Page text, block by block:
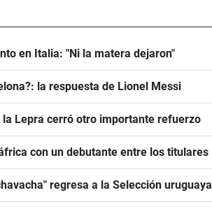
en Italia: "Ni la matera dejaron"
la respuesta de Lionel Messi
la Lepra cerró otro importante refuerzo
con un debutante entre los titulares
regresa a la Selección uruguaya